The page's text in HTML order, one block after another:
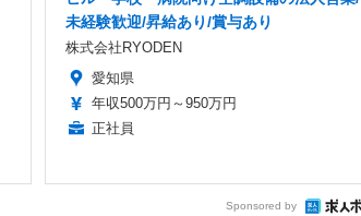
未経験歓迎/昇給あり/賞与あり
株式会社RYODEN
愛知県
年収500万円～950万円
正社員
Sponsored by